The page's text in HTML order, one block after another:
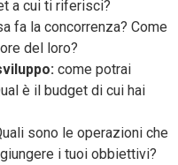
a cui ti riferisci?
fa la concorrenza? Come
del loro?
come potrai
è il budget di cui hai
sono le operazioni che
i tuoi obbiettivi?